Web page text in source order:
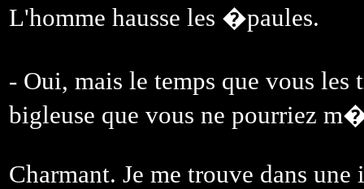
L'homme hausse les �paules.
- Oui, mais le temps que vous
bigleuse que vous ne pourriez
Charmant. Je me trouve dans une